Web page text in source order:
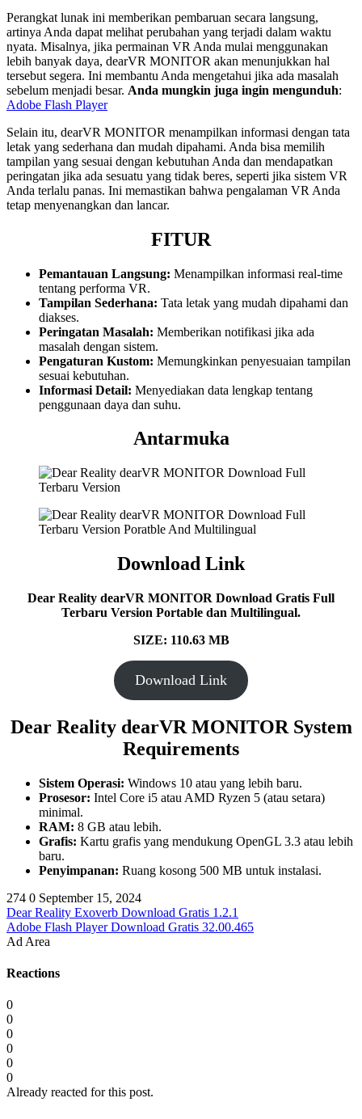
Perangkat lunak ini memberikan pembaruan secara langsung,
artinya Anda dapat melihat perubahan yang terjadi dalam waktu
nyata. Misalnya, jika permainan VR Anda mulai menggunakan
lebih banyak daya, dearVR MONITOR akan menunjukkan hal
tersebut segera. Ini membantu Anda mengetahui jika ada masalah
sebelum menjadi besar. Anda mungkin juga ingin mengunduh:
Adobe Flash Player
Selain itu, dearVR MONITOR menampilkan informasi dengan tata
letak yang sederhana dan mudah dipahami. Anda bisa memilih
tampilan yang sesuai dengan kebutuhan Anda dan mendapatkan
peringatan jika ada sesuatu yang tidak beres, seperti jika sistem VR
Anda terlalu panas. Ini memastikan bahwa pengalaman VR Anda
tetap menyenangkan dan lancar.
FITUR
Pemantauan Langsung: Menampilkan informasi real-time
tentang performa VR.
Tampilan Sederhana: Tata letak yang mudah dipahami dan
diakses.
Peringatan Masalah: Memberikan notifikasi jika ada
masalah dengan sistem.
Pengaturan Kustom: Memungkinkan penyesuaian tampilan
sesuai kebutuhan.
Informasi Detail: Menyediakan data lengkap tentang
penggunaan daya dan suhu.
Antarmuka
Download Link
Dear Reality dearVR MONITOR Download Gratis Full
Terbaru Version Portable dan Multilingual.
SIZE: 110.63 MB
Download Link
Dear Reality dearVR MONITOR System
Requirements
Sistem Operasi: Windows 10 atau yang lebih baru.
Prosesor: Intel Core i5 atau AMD Ryzen 5 (atau setara)
minimal.
RAM: 8 GB atau lebih.
Grafis: Kartu grafis yang mendukung OpenGL 3.3 atau lebih
baru.
Penyimpanan: Ruang kosong 500 MB untuk instalasi.
274 0 September 15, 2024
Dear Reality Exoverb Download Gratis 1.2.1
Adobe Flash Player Download Gratis 32.00.465
Ad Area
Reactions
0
0
0
0
0
0
Already reacted for this post.